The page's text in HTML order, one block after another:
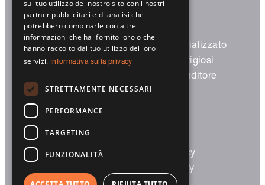
Prodotti
Avvolgibili
Screen
Garage
Smart Home
Partner specializzato
Partner prestigiosi
Diventa rivenditore
Architetti/costruttori
Partner prestigiosi
Privacy Policy
Cookie Policy
sul tuo utilizzo del nostro sito con i nostri
partner pubblicitari e di analisi che
potrebbero combinarle con altre
informazioni che hai fornito loro o che
hanno raccolto dal tuo utilizzo dei loro
servizi. Informativa sulla privacy
STRETTAMENTE NECESSARI
PERFORMANCE
TARGETING
FUNZIONALITÀ